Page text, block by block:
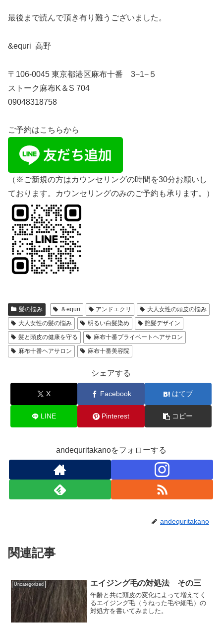
最後まで読んで頂き有り難うございました。
&equri 高野
〒106-0045 東京都港区麻布十番 3−1−５
ストーク麻布K＆S 704
09048318758
ご予約はこちらから
（※ご新規の方はカウンセリングの時間を30分お願いし
ております。カウンセリングのみのご予約も承ります。）
髪の悩み ＆equri アンドエクリ
大人女性の頭皮の悩み
大人女性の髪の悩み
明るい白髪染め
艶髪デザイン
髪と頭皮の健康を守る
麻布十番プライベートヘアサロン
麻布十番ヘアサロン
麻布十番美容院
シェアする
X Facebook はてブ
LINE Pinterest コピー
andequritakanoをフォローする
andequritakano
関連記事
Uncategorized エイジング毛の対処法 その三
年齢と共に頭皮の変化によって増えてく
るエイジング毛（うねった毛や細毛）の
対処方を書いてみました。